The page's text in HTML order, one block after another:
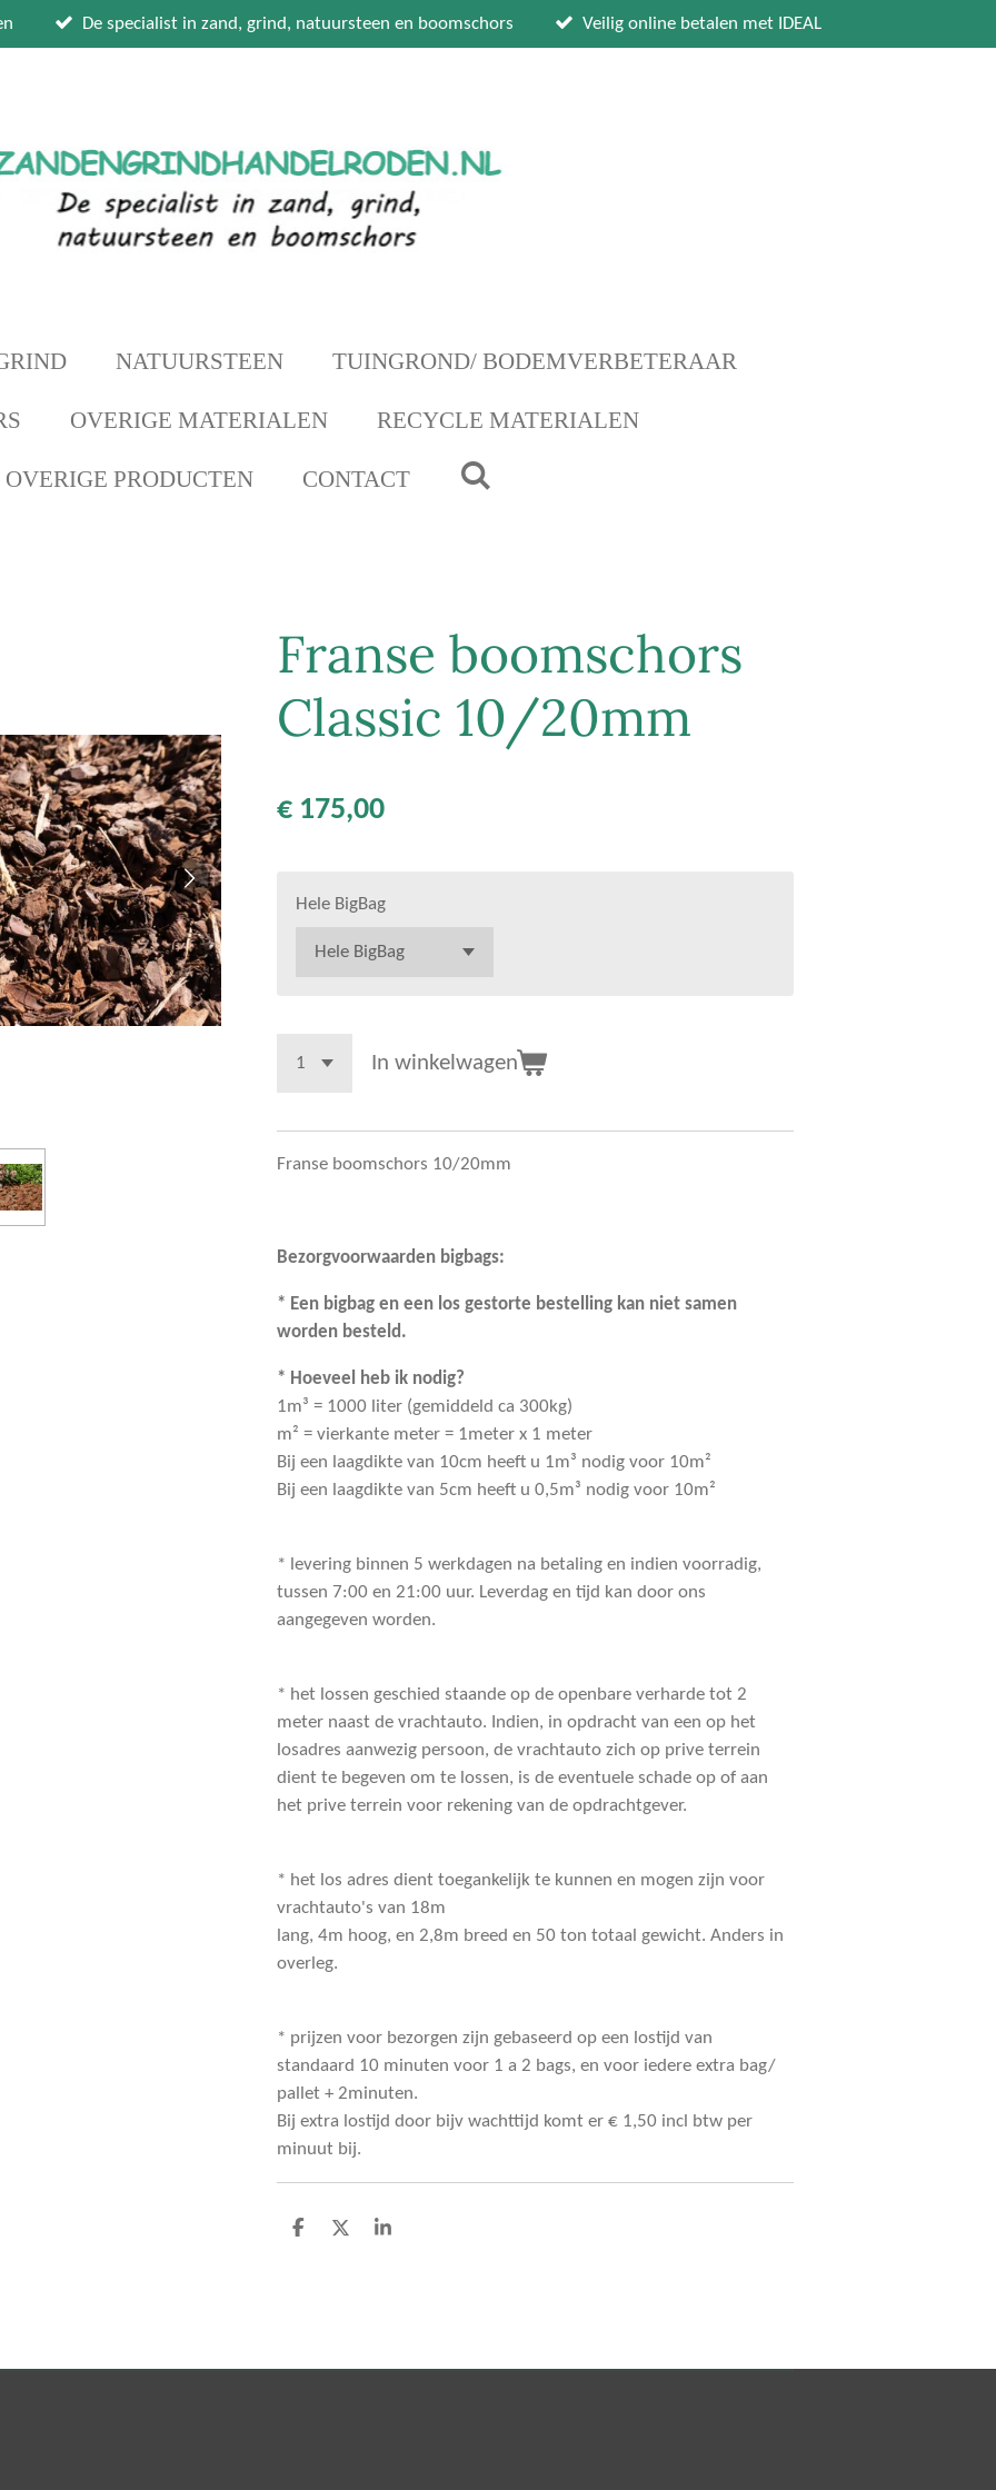
De specialist in zand, grind, natuursteen en boomschors Veilig online betalen met IDEAL
NATUURSTEEN TUINGROND/ BODEMVERBETERAAR
OVERIGE MATERIALEN RECYCLE MATERIALEN
OVERIGE PRODUCTEN CONTACT
Franse boomschors
Classic 10/20mm
€ 175,00
Hele BigBag
In winkelwagen
Franse boomschors 10/20mm
Bezorgvoorwaarden bigbags:
* Een bigbag en een los gestorte bestelling kan niet samen
worden besteld.
* Hoeveel heb ik nodig?
1m³ = 1000 liter (gemiddeld ca 300kg)
m² = vierkante meter = 1meter x 1 meter
Bij een laagdikte van 10cm heeft u 1m³ nodig voor 10m²
Bij een laagdikte van 5cm heeft u 0,5m³ nodig voor 10m²
* levering binnen 5 werkdagen na betaling en indien voorradig,
tussen 7:00 en 21:00 uur. Leverdag en tijd kan door ons
aangegeven worden.
* het lossen geschied staande op de openbare verharde tot 2
meter naast de vrachtauto. Indien, in opdracht van een op het
losadres aanwezig persoon, de vrachtauto zich op prive terrein
dient te begeven om te lossen, is de eventuele schade op of aan
het prive terrein voor rekening van de opdrachtgever.
* het los adres dient toegankelijk te kunnen en mogen zijn voor
vrachtauto's van 18m
lang, 4m hoog, en 2,8m breed en 50 ton totaal gewicht. Anders in
overleg.
* prijzen voor bezorgen zijn gebaseerd op een lostijd van
standaard 10 minuten voor 1 a 2 bags, en voor iedere extra bag/
pallet + 2minuten.
Bij extra lostijd door bijv wachttijd komt er € 1,50 incl btw per
minuut bij.
D
D
S